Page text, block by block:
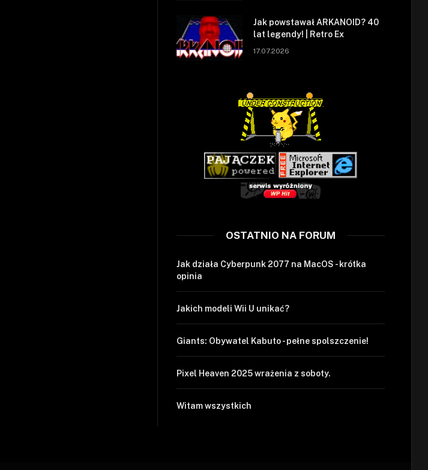
Jak powstawał ARKANOID? 40
lat legendy! | Retro Ex
17.07.2026
OSTATNIO NA FORUM
Jak działa Cyberpunk 2077 na MacOS - krótka
opinia
Jakich modeli Wii U unikać?
Giants: Obywatel Kabuto - pełne spolszczenie!
Pixel Heaven 2025 wrażenia z soboty.
Witam wszystkich